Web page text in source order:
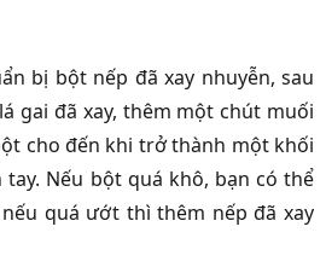
bị bột nếp đã xay nhuyễn, sau
gai đã xay, thêm một chút muối
cho đến khi trở thành một khối
Nếu bột quá khô, bạn có thể
quá ướt thì thêm nếp đã xay